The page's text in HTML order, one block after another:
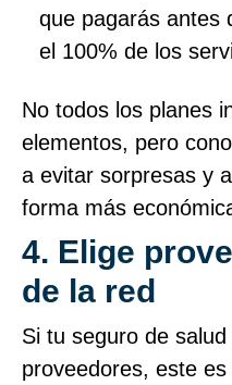
que pagarás antes
el 100% de los
No todos los planes
elementos, pero
a evitar sorpresas y
forma más
4. Elige
de la red
Si tu seguro de
proveedores, este